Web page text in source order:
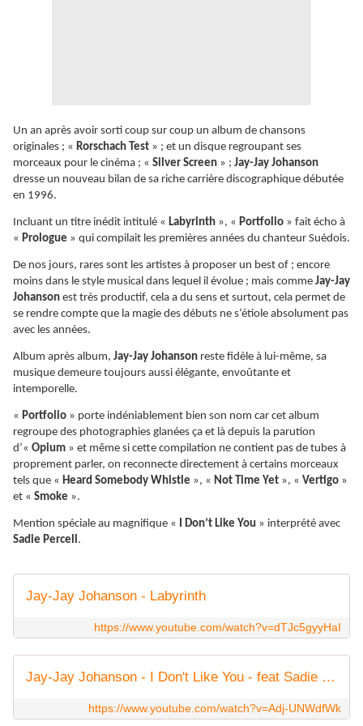
Un an après avoir sorti coup sur coup un album de chansons
originales ; « Rorschach Test » ; et un disque regroupant ses
morceaux pour le cinéma ; « Silver Screen » ; Jay-Jay Johanson
dresse un nouveau bilan de sa riche carrière discographique débutée
en 1996.
Incluant un titre inédit intitulé « Labyrinth », « Portfolio » fait écho à
« Prologue » qui compilait les premières années du chanteur Suédois.
De nos jours, rares sont les artistes à proposer un best of ; encore
moins dans le style musical dans lequel il évolue ; mais comme Jay-Jay
Johanson est très productif, cela a du sens et surtout, cela permet de
se rendre compte que la magie des débuts ne s’étiole absolument pas
avec les années.
Album après album, Jay-Jay Johanson reste fidèle à lui-même, sa
musique demeure toujours aussi élégante, envoûtante et
intemporelle.
« Portfolio » porte indéniablement bien son nom car cet album
regroupe des photographies glanées ça et là depuis la parution
d’« Opium » et même si cette compilation ne contient pas de tubes à
proprement parler, on reconnecte directement à certains morceaux
tels que « Heard Somebody Whistle », « Not Time Yet », « Vertigo »
et « Smoke ».
Mention spéciale au magnifique « I Don’t Like You » interprété avec
Sadie Percell.
Jay-Jay Johanson - Labyrinth
https://www.youtube.com/watch?v=dTJc5gyyHaI
Jay-Jay Johanson - I Don't Like You - feat Sadie Percell
https://www.youtube.com/watch?v=Adj-UNWdfWk